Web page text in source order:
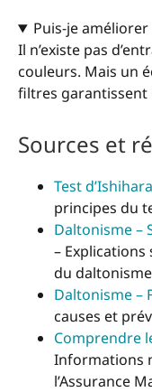
Puis-je
Il n’existe pas
couleurs. Mais un
filtres
Sources et
Test
principes du
Daltonisme –
–
du
Daltonisme –
causes et
Comprendre
Informations
l’Assurance